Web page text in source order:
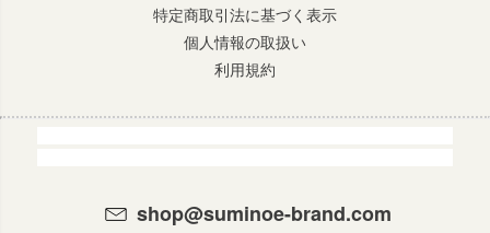
特定商取引法に基づく表示
個人情報の取扱い
利用規約
shop@suminoe-brand.com